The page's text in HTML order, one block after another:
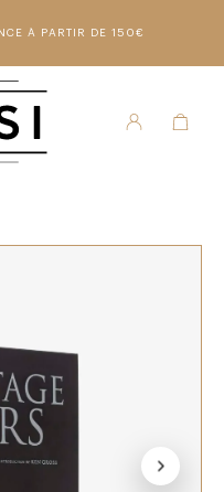
À PARTIR DE 150€